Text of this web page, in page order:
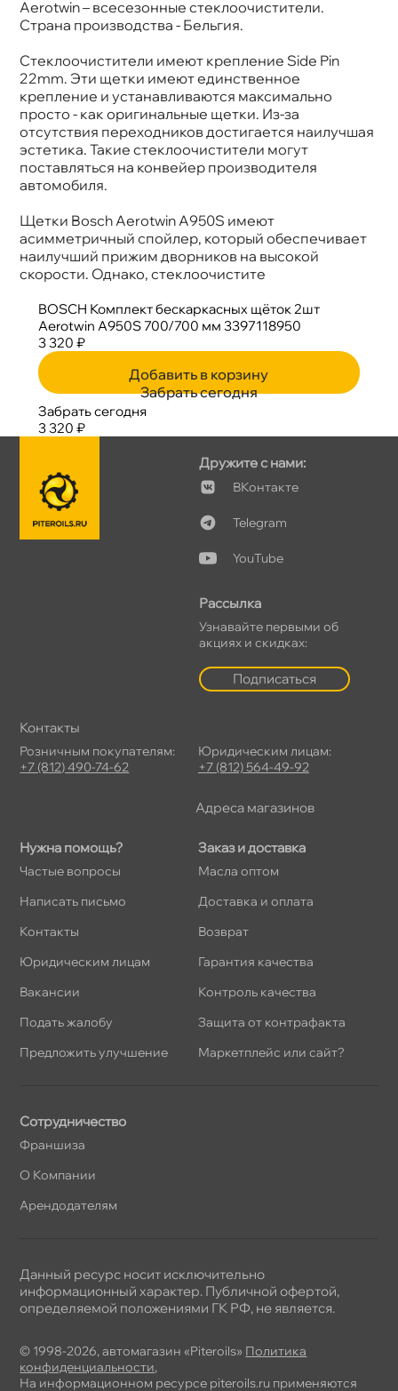
Aerotwin – всесезонные стеклоочистители.
Страна производства - Бельгия.
Стеклоочистители имеют крепление Side Pin
22mm. Эти щетки имеют единственное
крепление и устанавливаются максимально
просто - как оригинальные щетки. Из-за
отсутствия переходников достигается наилучшая
эстетика. Такие стеклоочистители могут
поставляться на конвейер производителя
автомобиля.
Щетки Bosch Aerotwin A950S имеют
асимметричный спойлер, который обеспечивает
наилучший прижим дворников на высокой
скорости. Однако, стеклоочистите
BOSCH Комплект бескаркасных щёток 2шт
Aerotwin A950S 700/700 мм 3397118950
3 320 ₽
Добавить в корзину
Забрать сегодня
Забрать сегодня
3 320 ₽
Нужна помощь?
Частые вопросы
Написать письмо
Контакты
Юридическим лицам
акансии
Подать жалобу
Предложить улучшение
Заказ и доставка
Масла оптом
Доставка и оплата
озврат
Гарантия качества
Контроль качества
Защита от контрафакта
Маркетплейс или сайт?
Дружите с нами:
Контакте
Telegram
YouTube
Рассылка
Узнавайте первыми о
акциях и скидках:
Подписаться
Сотрудничество
Франшиза
О Компании
Арендодателям
Контакты
Розничным покупателям:
+7 (812) 490-74-62
Юридическим лицам:
+7 (812) 564-49-92
Адреса магазино
© 1998-2026, автомагазин «Piteroils» Политика
конфиденциальности,
На информационном ресурсе piteroils.ru применяются
Данный ресурс носит исключительно
информационный характер. Публичной офертой,
определяемой положениями ГК РФ, не является.